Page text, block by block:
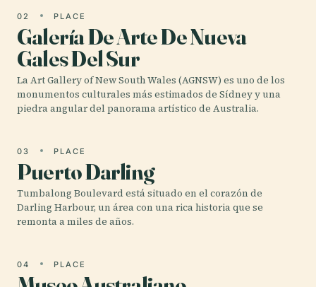
02 PLACE
Galería De Arte De Nueva
Gales Del Sur
La Art Gallery of New South Wales (AGNSW) es uno de los
monumentos culturales más estimados de Sídney y una
piedra angular del panorama artístico de Australia.
03 PLACE
Puerto Darling
Tumbalong Boulevard está situado en el corazón de
Darling Harbour, un área con una rica historia que se
remonta a miles de años.
04 PLACE